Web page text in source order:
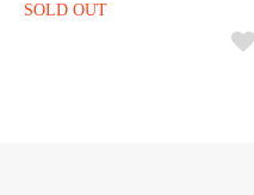
SOLD OUT